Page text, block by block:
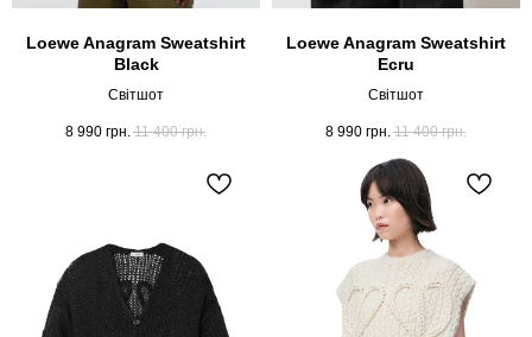
Loewe Anagram Sweatshirt
Black
Світшот
8 990 грн. 11 400 грн.
Loewe Anagram Sweatshirt
Ecru
Світшот
8 990 грн. 11 400 грн.